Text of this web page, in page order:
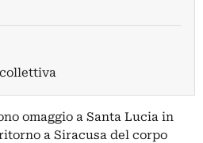
omaggio a Santa Lucia in
a Siracusa del corpo